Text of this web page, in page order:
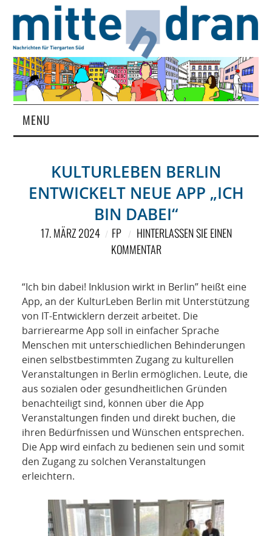
MENU
MAGAZIN
RUBRIKEN
SPONSORING
KONTAKT
KULTURLEBEN BERLIN
ENTWICKELT NEUE APP „ICH
BIN DABEI“
17. MÄRZ 2024 FP
HINTERLASSEN SIE EINEN
KOMMENTAR
“Ich bin dabei! Inklusion wirkt in Berlin” heißt eine
App, an der KulturLeben Berlin mit Unterstützung
von IT-Entwicklern derzeit arbeitet. Die
barrierearme App soll in einfacher Sprache
Menschen mit unterschiedlichen Behinderungen
einen selbstbestimmten Zugang zu kulturellen
Veranstaltungen in Berlin ermöglichen. Leute, die
aus sozialen oder gesundheitlichen Gründen
benachteiligt sind, können über die App
Veranstaltungen finden und direkt buchen, die
ihren Bedürfnissen und Wünschen entsprechen.
Die App wird einfach zu bedienen sein und somit
den Zugang zu solchen Veranstaltungen
erleichtern.